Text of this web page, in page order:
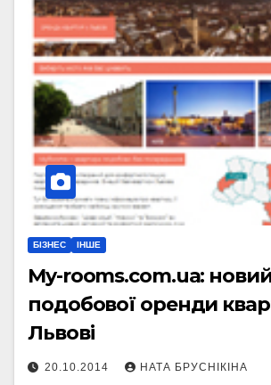
БІЗНЕС ІНШЕ
My-rooms.com.ua: новий
подобової оренди
Львові
20.10.2014 НАТА БРУСНІКІНА